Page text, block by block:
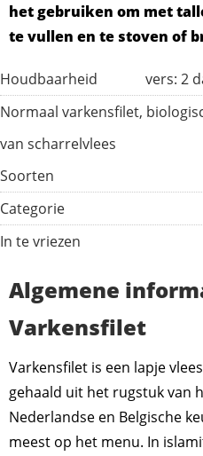
het gebruiken om met
te vullen en te stoven of
vers: 2
Houdbaarheid
Normaal varkensfilet,
van scharrelvlees
Soorten
Categorie
In te vriezen
Algemene
Varkensfilet
Varkensfilet is een lapje
gehaald uit het rugstuk van
Nederlandse en Belgische
meest op het menu. In